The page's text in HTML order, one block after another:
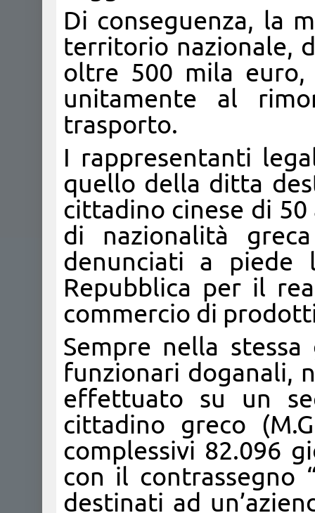
Di conseguenza, la
territorio nazionale,
oltre 500 mila
unitamente al
trasporto.
I rappresentanti
quello della ditta
cittadino cinese di
di nazionalità
denunciati a piede
Repubblica per il
commercio di
Sempre nella
funzionari doganali,
effettuato su un
cittadino greco
complessivi 82.096
con il contrassegno
destinati ad